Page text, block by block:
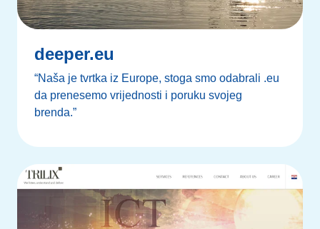
deeper.eu
“Naša je tvrtka iz Europe, stoga smo odabrali .eu
da prenesemo vrijednosti i poruku svojeg
brenda.”